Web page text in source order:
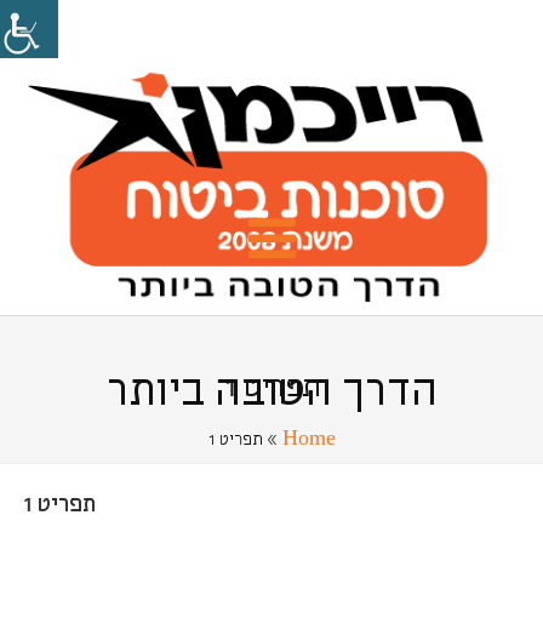
הדרך הטובה ביותר
תפריט 1
Home » תפריט 1
תפריט 1